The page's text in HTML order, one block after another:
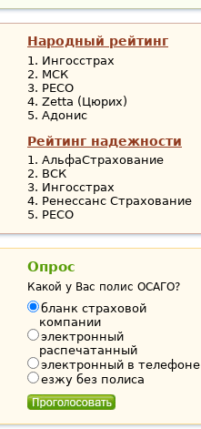
Народный рейтинг
Ингосстрах
МСК
РЕСО
Zetta (Цюрих)
Адонис
Рейтинг надежности
АльфаСтрахование
ВСК
Ингосстрах
Ренессанс Страхование
РЕСО
Опрос
Какой у Вас полис ОСАГО?
бланк страховой
компании
электронный
распечатанный
электронный в телефоне
езжу без полиса